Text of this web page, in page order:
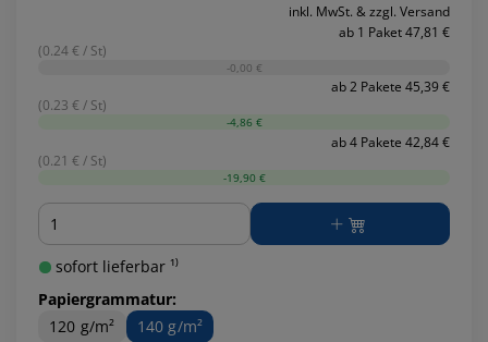
inkl. MwSt. & zzgl. Versand
ab 1 Paket 47,81 €
(0.24 € / St)
-0,00 €
ab 2 Pakete 45,39 €
(0.23 € / St)
-4,86 €
ab 4 Pakete 42,84 €
(0.21 € / St)
-19,90 €
Menge
sofort lieferbar ¹⁾
Papiergrammatur:
120 g/m²
140 g/m²